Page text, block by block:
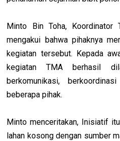
Minto Bin Toha, Koordinator
mengakui bahwa pihaknya
kegiatan tersebut. Kepada
kegiatan TMA berhasil
berkomunikasi,
beberapa pihak.
Minto menceritakan, Inisiatif
lahan kosong dengan sumber